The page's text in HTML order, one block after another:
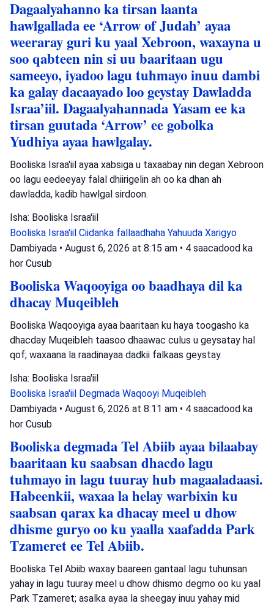
Dagaalyahanno ka tirsan laanta
hawlgallada ee ‘Arrow of Judah’ ayaa
weeraray guri ku yaal Xebroon, waxayna u
soo qabteen nin si uu baaritaan ugu
sameeyo, iyadoo lagu tuhmayo inuu dambi
ka galay dacaayado loo geystay Dawladda
Israa’iil. Dagaalyahannada Yasam ee ka
tirsan guutada ‘Arrow’ ee gobolka
Yudhiya ayaa hawlgalay.
Booliska Israa'iil ayaa xabsiga u taxaabay nin degan Xebroon
oo lagu eedeeyay falal dhiirigelin ah oo ka dhan ah
dawladda, kadib hawlgal sirdoon.
Isha: Booliska Israa'iil
Booliska Israa'iil Ciidanka fallaadhaha Yahuuda Xarigyo
Dambiyada • August 6, 2026 at 8:15 am • 4 saacadood ka
hor Cusub
Booliska Waqooyiga oo baadhaya dil ka
dhacay Muqeibleh
Booliska Waqooyiga ayaa baaritaan ku haya toogasho ka
dhacday Muqeibleh taasoo dhaawac culus u geysatay hal
qof; waxaana la raadinayaa dadkii falkaas geystay.
Isha: Booliska Israa'iil
Booliska Israa'iil Degmada Waqooyi Muqeibleh
Dambiyada • August 6, 2026 at 8:11 am • 4 saacadood ka
hor Cusub
Booliska degmada Tel Abiib ayaa bilaabay
baaritaan ku saabsan dhacdo lagu
tuhmayo in lagu tuuray hub magaaladaasi.
Habeenkii, waxaa la helay warbixin ku
saabsan qarax ka dhacay meel u dhow
dhisme guryo oo ku yaalla xaafadda Park
Tzameret ee Tel Abiib.
Booliska Tel Abiib waxay baareen gantaal lagu tuhunsan
yahay in lagu tuuray meel u dhow dhismo degmo oo ku yaal
Park Tzameret; asalka ayaa la sheegay inuu yahay mid